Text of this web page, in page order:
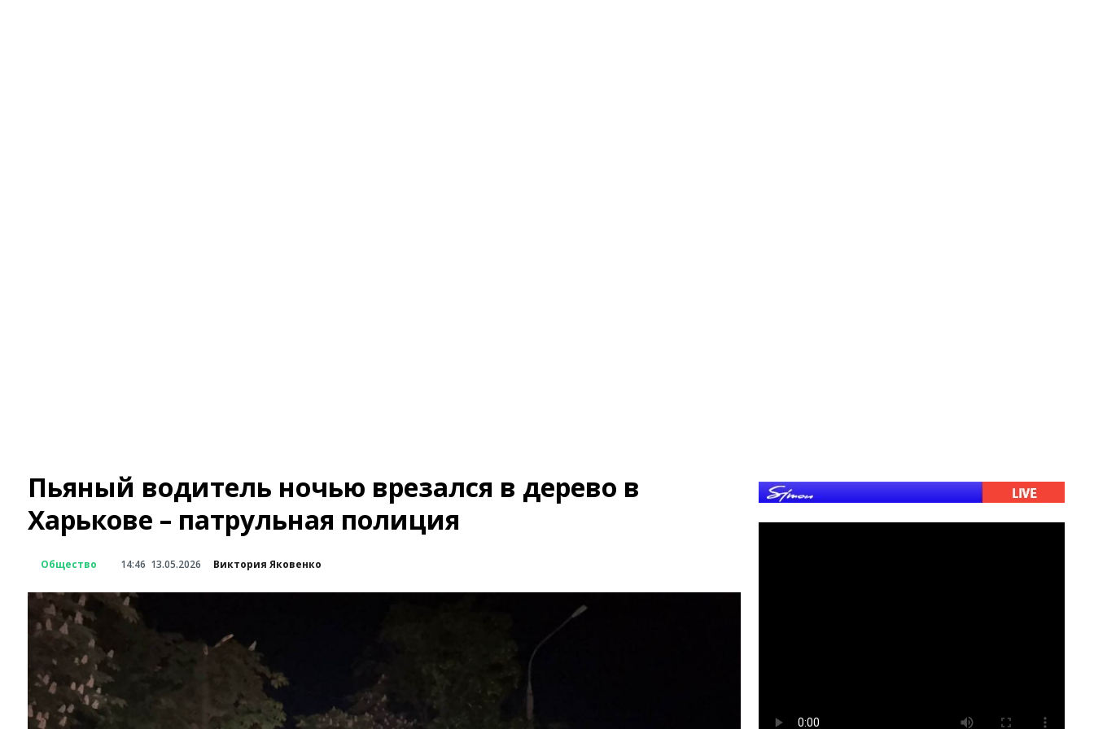
Пьяный водитель ночью врезался в дерево в
Харькове – патрульная полиция
Общество 14:46 13.05.2026 Виктория Яковенко